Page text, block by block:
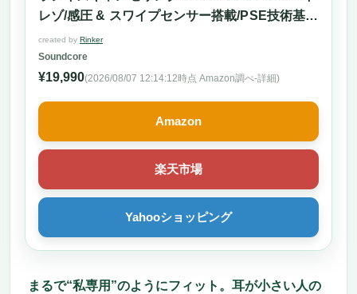
レゾ/感圧 & スワイプセンサー搭載/PSE技術基準
適合】ミッドナイトブラック
created by Rinker
Soundcore
¥19,990(2026/08/07 12:14:12時点 Amazon調べ-詳細)
Amazon
楽天市場
Yahooショッピング
まるで“私専用”のようにフィット。耳が小さい人の